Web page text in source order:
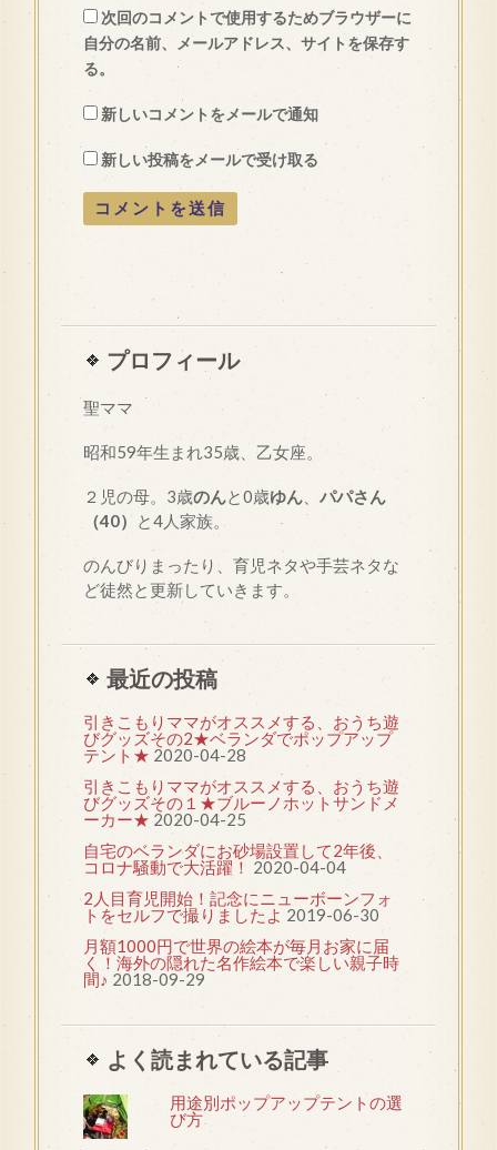
次回のコメントで使用するためブラウザーに
自分の名前、メールアドレス、サイトを保存す
る。
新しいコメントをメールで通知
新しい投稿をメールで受け取る
プロフィール
聖ママ
昭和59年生まれ35歳、乙女座。
２児の母。3歳のんと0歳ゆん
パパさん
（40）
と4人家族。
のんびりまったり、育児ネタや手芸ネタな
ど徒然と更新していきます。
最近の投稿
引きこもりママがオススメする、おうち遊
びグッズその2★ベランダでポップアップ
テント★ 2020-04-28
引きこもりママがオススメする、おうち遊
びグッズその１★ブルーノホットサンドメ
ーカー★ 2020-04-25
自宅のベランダにお砂場設置して2年後、
コロナ騒動で大活躍！ 2020-04-04
2人目育児開始！記念にニューボーンフォ
トをセルフで撮りましたよ 2019-06-30
月額1000円で世界の絵本が毎月お家に届
く！海外の隠れた名作絵本で楽しい親子時
間♪ 2018-09-29
よく読まれている記事
用途別ポップアップテントの選
び方